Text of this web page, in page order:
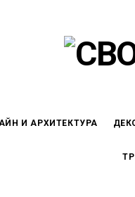
И АРХИТЕКТУРА